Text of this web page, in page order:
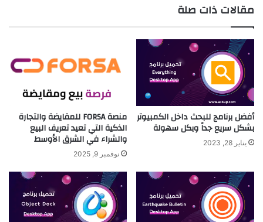
مقالات ذات صلة
أفضل برنامج للبحث داخل الكمبيوتر
بشكل سريع جداً وبكل سهولة
يناير 28, 2023
منصة FORSA للمقايضة والتجارة
الذكية التي تعيد تعريف البيع
والشراء في الشرق الأوسط
نوفمبر 9, 2025